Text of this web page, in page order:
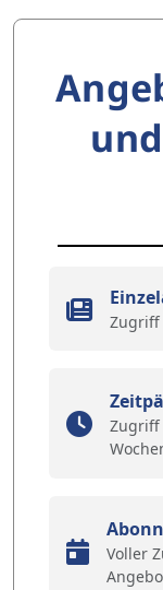
Zugriff
Zugriff
Voller